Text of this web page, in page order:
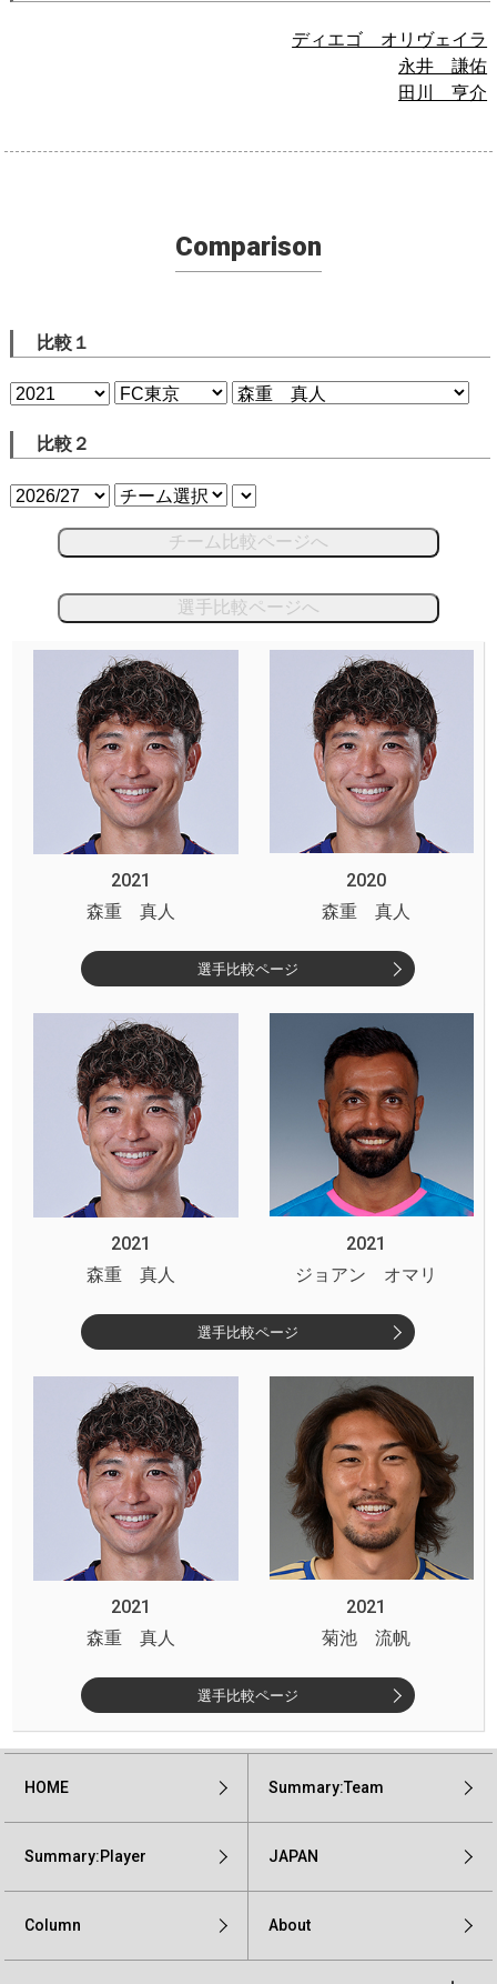
ディエゴ オリヴェイラ
永井 謙佑
田川 亨介
Comparison
比較１
比較２
チーム比較ページへ
選手比較ページへ
2021
2020
森重 真人
森重 真人
選手比較ページ
2021
2021
森重 真人
ジョアン オマリ
選手比較ページ
2021
2021
森重 真人
菊池 流帆
選手比較ページ
HOME Summary:Team
Summary:Player JAPAN
Column About